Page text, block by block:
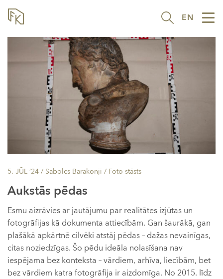
EN
5. JŪL ’24 / Sabolcs Barakonji / Foto stāsts
Aukstās pēdas
Esmu aizrāvies ar jautājumu par realitātes izjūtas un
fotogrāfijas kā dokumenta attiecībām. Gan šaurākā, gan
plašākā apkārtnē cilvēki atstāj pēdas – dažas nevainīgas,
citas noziedzīgas. Šo pēdu ideāla nolasīšana nav
iespējama bez konteksta – vārdiem, arhīva, liecībām, bet
bez vārdiem katra fotogrāfija ir aizdomīga. No 2015. līdz